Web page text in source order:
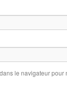
le navigateur